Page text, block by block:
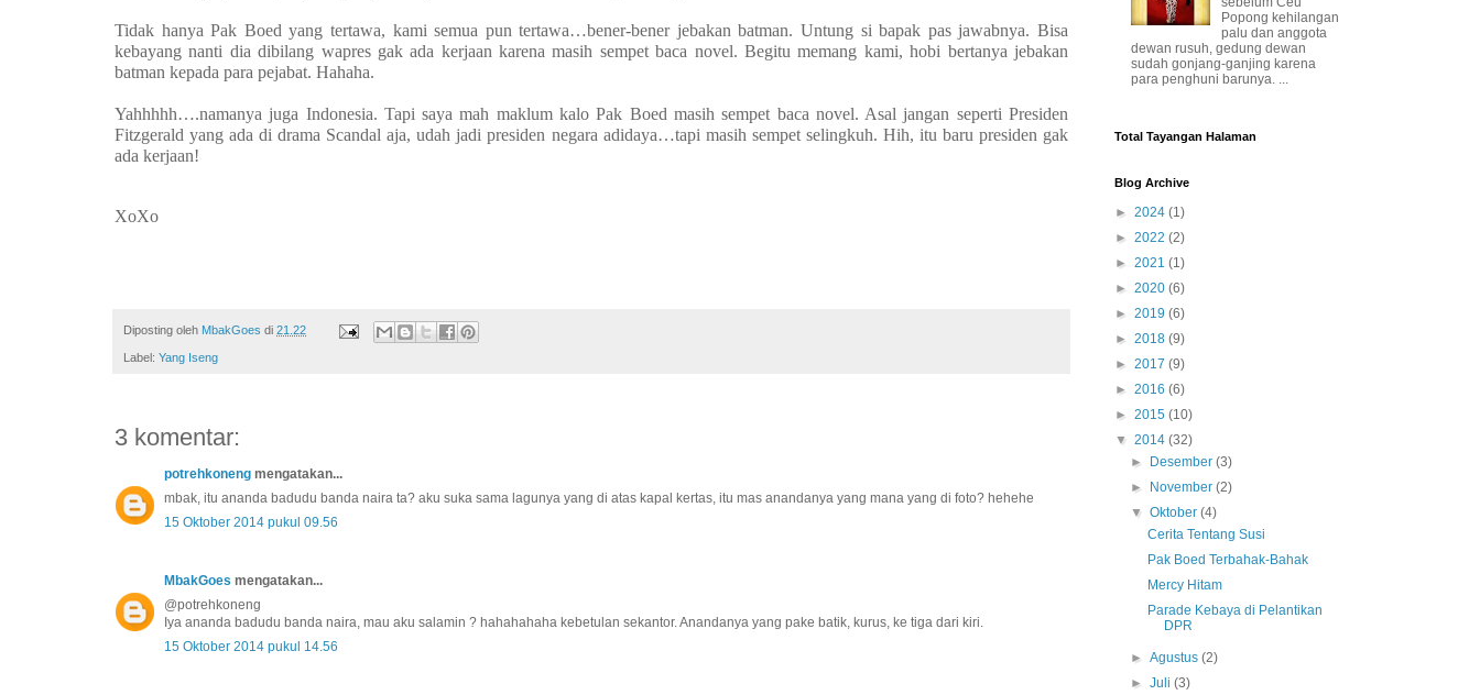
Tidak hanya Pak Boed yang tertawa, kami semua pun tertawa…bener-bener jebakan batman. Untung si bapak pas jawabnya. Bisa
kebayang nanti dia dibilang wapres gak ada kerjaan karena masih sempet baca novel. Begitu memang kami, hobi bertanya jebakan
batman kepada para pejabat. Hahaha.
Yahhhhh….namanya juga Indonesia. Tapi saya mah maklum kalo Pak Boed masih sempet baca novel. Asal jangan seperti Presiden
Fitzgerald yang ada di drama Scandal aja, udah jadi presiden negara adidaya…tapi masih sempet selingkuh. Hih, itu baru presiden gak
ada kerjaan!
XoXo
Diposting oleh MbakGoes di 21.22
Label: Yang Iseng
3 komentar:
potrehkoneng mengatakan...
mbak, itu ananda badudu banda naira ta? aku suka sama lagunya yang di atas kapal kertas, itu mas anandanya yang mana yang di foto? hehehe
15 Oktober 2014 pukul 09.56
MbakGoes mengatakan...
@potrehkoneng
Iya ananda badudu banda naira, mau aku salamin ? hahahahaha kebetulan sekantor. Anandanya yang pake batik, kurus, ke tiga dari kiri.
15 Oktober 2014 pukul 14.56
Popong kehilangan
palu dan anggota
dewan rusuh, gedung dewan
sudah gonjang-ganjing karena
para penghuni barunya. ...
Total Tayangan Halaman
Blog Archive
► 2024 (1)
► 2022 (2)
► 2021 (1)
► 2020 (6)
► 2019 (6)
► 2018 (9)
► 2017 (9)
► 2016 (6)
► 2015 (10)
▼ 2014 (32)
► Desember(3)
► November(2)
▼Oktober(4)
Cerita Tentang Susi
Pak Boed Terbahak-Bahak
Mercy Hitam
Parade Kebaya di Pelantikan
DPR
►Agustus(2)
►Juli(3)